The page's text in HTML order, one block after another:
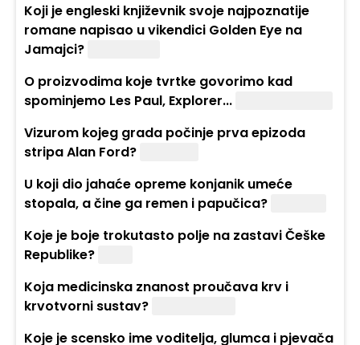
Koji je engleski književnik svoje najpoznatije
romane napisao u vikendici Golden Eye na
Jamajci?
O proizvodima koje tvrtke govorimo kad
spominjemo Les Paul, Explorer...
Vizurom kojeg grada počinje prva epizoda
stripa Alan Ford?
U koji dio jahaće opreme konjanik umeće
stopala, a čine ga remen i papučica?
Koje je boje trokutasto polje na zastavi Češke
Republike?
Koja medicinska znanost proučava krv i
krvotvorni sustav?
Koje je scensko ime voditelja, glumca i pjevača